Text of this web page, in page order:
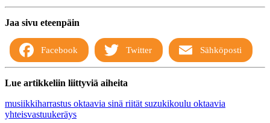
Jaa sivu eteenpäin
Facebook Twitter Sähköposti
Lue artikkeliin liittyviä aiheita
musiikkiharrastus oktaavia sinä riität suzukikoulu oktaavia
yhteisvastuukeräys